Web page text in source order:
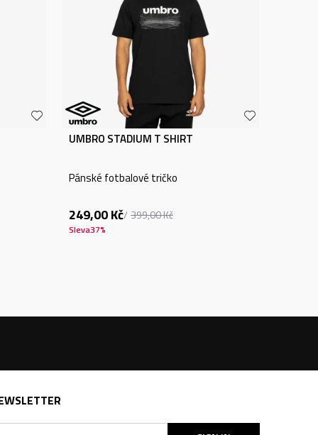
UMBRO STADIUM T SHIRT
Pánské fotbalové tričko
249,00Kč 399,00Kč
Sleva37%